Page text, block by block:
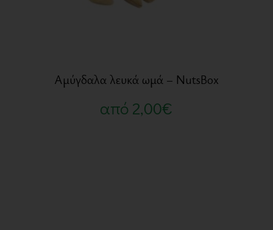
Αμύγδαλα λευκά ωμά – NutsBox
από 2,00€